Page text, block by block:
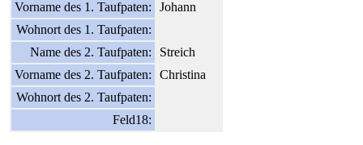
Vorname des 1. Taufpaten:
Johann
Wohnort des 1. Taufpaten:
Name des 2. Taufpaten:
Streich
Vorname des 2. Taufpaten:
Christina
Wohnort des 2. Taufpaten:
Feld18: